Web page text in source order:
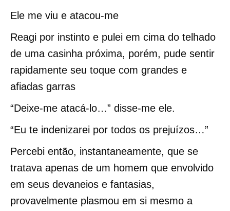
Ele me viu e atacou-me
Reagi por instinto e pulei em cima do telhado
de uma casinha próxima, porém, pude sentir
rapidamente seu toque com grandes e
afiadas garras
“Deixe-me atacá-lo…” disse-me ele.
“Eu te indenizarei por todos os prejuízos…”
Percebi então, instantaneamente, que se
tratava apenas de um homem que envolvido
em seus devaneios e fantasias,
provavelmente plasmou em si mesmo a